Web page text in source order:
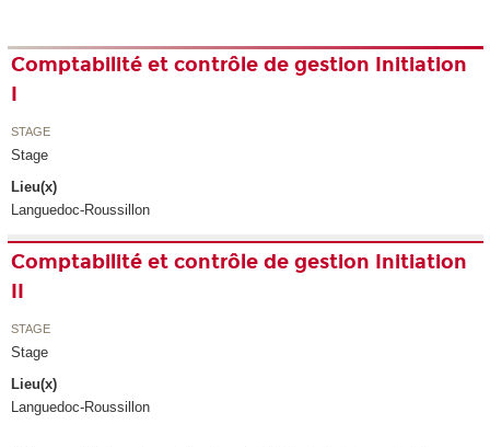
Comptabilité et contrôle de gestion Initiation
I
STAGE
Stage
Lieu(x)
Languedoc-Roussillon
Comptabilité et contrôle de gestion Initiation
II
STAGE
Stage
Lieu(x)
Languedoc-Roussillon